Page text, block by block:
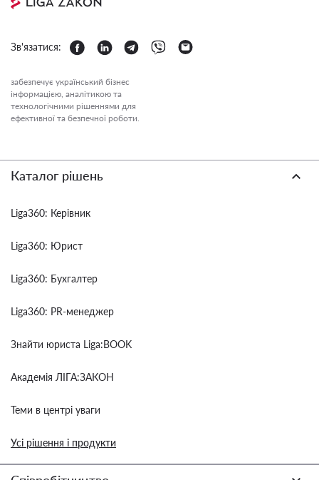
Зв'язатися:
забезпечує український бізнес
інформацією, аналітикою та
технологічними рішеннями для
ефективної та безпечної роботи.
Каталог рішень
Liga360: Керівник
Liga360: Юрист
Liga360: Бухгалтер
Liga360: PR-менеджер
Знайти юриста Liga:BOOK
Академія ЛІГА:ЗАКОН
Теми в центрі уваги
Усі рішення і продукти